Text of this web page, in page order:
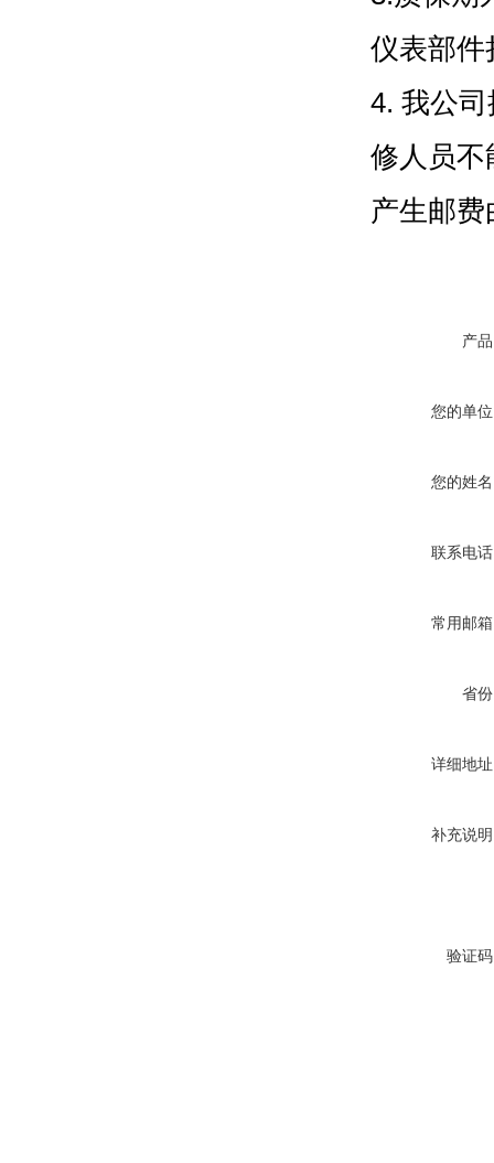
仪表部件
4. 我公司
修人员不
产生邮
产
您的单
您的姓
联系电
常用邮
省
详细地
补充说
验证